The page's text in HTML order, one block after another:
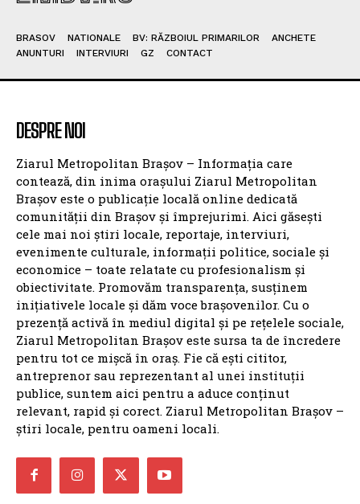
BRASOV NATIONALE BV: RĂZBOIUL PRIMARILOR
ANCHETE
ANUNTURI
INTERVIURI GZ CONTACT
DESPRE NOI
Ziarul Metropolitan Brașov – Informația care
contează, din inima orașului Ziarul Metropolitan
Brașov este o publicație locală online dedicată
comunității din Brașov și împrejurimi. Aici găsești
cele mai noi știri locale, reportaje, interviuri,
evenimente culturale, informații politice, sociale și
economice – toate relatate cu profesionalism și
obiectivitate. Promovăm transparența, susținem
inițiativele locale și dăm voce brașovenilor. Cu o
prezență activă în mediul digital și pe rețelele sociale,
Ziarul Metropolitan Brașov este sursa ta de încredere
pentru tot ce mișcă în oraș. Fie că ești cititor,
antreprenor sau reprezentant al unei instituții
publice, suntem aici pentru a aduce conținut
relevant, rapid și corect. Ziarul Metropolitan Brașov –
știri locale, pentru oameni locali.